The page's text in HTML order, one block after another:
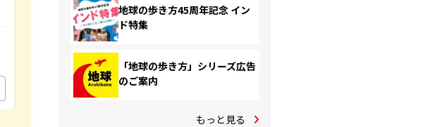
地球の歩き方45周年記念 イン
ド特集
「地球の歩き方」シリーズ広告
のご案内
もっと見る